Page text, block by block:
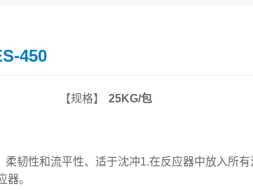
450
【规格】 25KG/包
韧性和流平性、适于沈冲1.在反应器中放入所有
器。